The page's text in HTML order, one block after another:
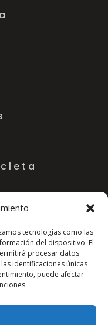
tecnologías como las
del dispositivo. El
procesar datos
identificaciones únicas
puede afectar